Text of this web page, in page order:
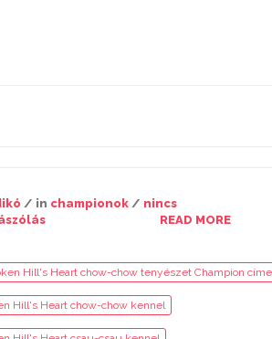
/ in championok / nincs
READ MORE
Hill's Heart chow-chow tenyészet Champion
Hill's Heart chow-chow kennel